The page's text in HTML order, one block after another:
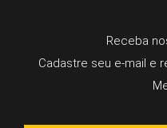
Receba
Cadastre seu e-mail e